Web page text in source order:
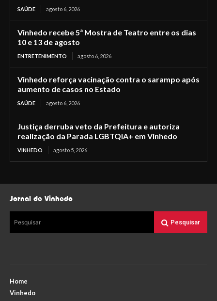
SAÚDE agosto 6, 2026
Vinhedo recebe 5ª Mostra de Teatro entre os dias
10 e 13 de agosto
ENTRETENIMENTO agosto 6, 2026
Vinhedo reforça vacinação contra o sarampo após
aumento de casos no Estado
SAÚDE agosto 6, 2026
Justiça derruba veto da Prefeitura e autoriza
realização da Parada LGBTQIA+ em Vinhedo
VINHEDO agosto 5, 2026
Jornal de Vinhedo
Pesquisar Pesquisar
Home
Vinhedo